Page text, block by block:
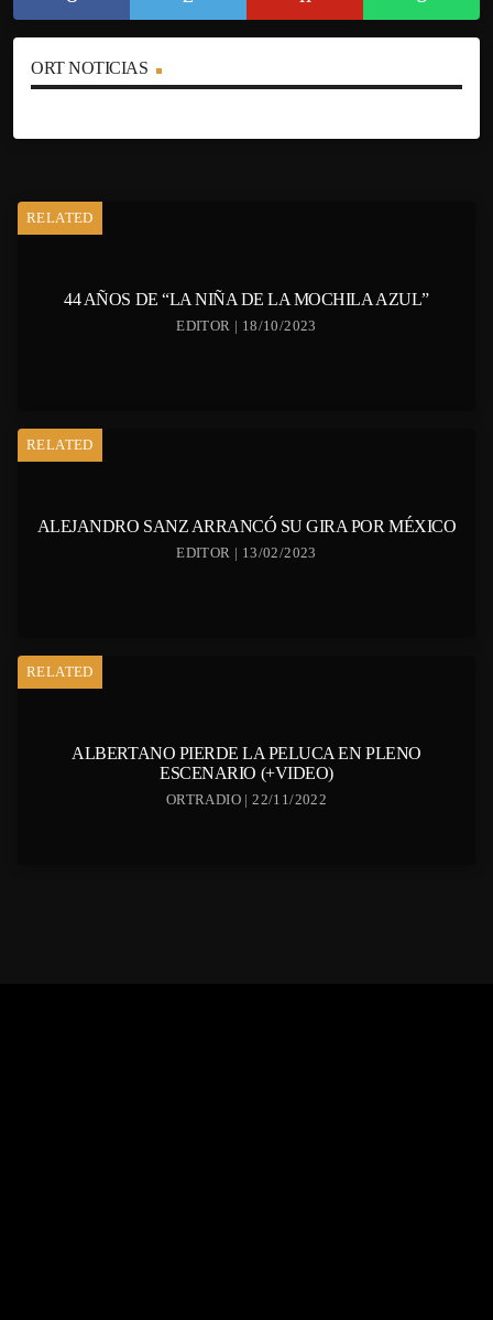
ORT NOTICIAS
RELATED
44 AÑOS DE “LA NIÑA DE LA MOCHILA AZUL”
EDITOR | 18/10/2023
RELATED
ALEJANDRO SANZ ARRANCÓ SU GIRA POR MÉXICO
EDITOR | 13/02/2023
RELATED
ALBERTANO PIERDE LA PELUCA EN PLENO
ESCENARIO (+VIDEO)
ORTRADIO | 22/11/2022